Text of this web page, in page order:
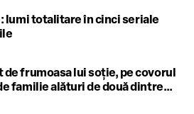
lumi totalitare în cinci seriale
de frumoasa lui soție, pe covorul
familie alături de două dintre